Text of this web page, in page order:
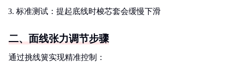
标准测试：提起底线时梭芯套会缓慢下滑
二、面线张力调节步骤
通过挑线簧实现精准控制：